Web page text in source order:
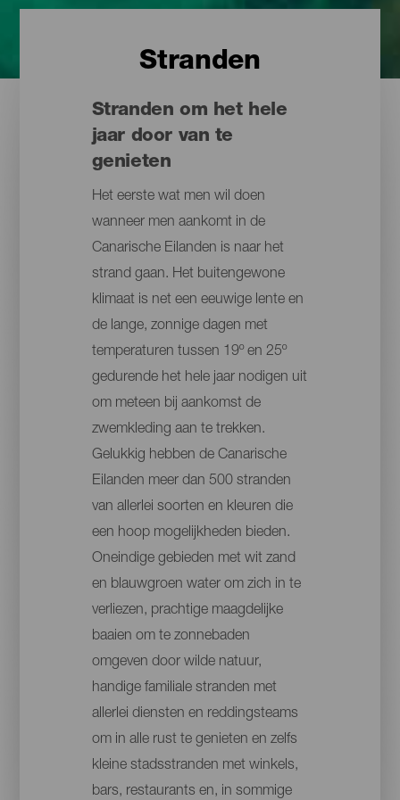
Stranden
Stranden om het hele
jaar door van te
genieten
Het eerste wat men wil doen
wanneer men aankomt in de
Canarische Eilanden is naar het
strand gaan. Het buitengewone
klimaat is net een eeuwige lente en
de lange, zonnige dagen met
temperaturen tussen 19º en 25º
gedurende het hele jaar nodigen uit
om meteen bij aankomst de
zwemkleding aan te trekken.
Gelukkig hebben de Canarische
Eilanden meer dan 500 stranden
van allerlei soorten en kleuren die
een hoop mogelijkheden bieden.
Oneindige gebieden met wit zand
en blauwgroen water om zich in te
verliezen, prachtige maagdelijke
baaien om te zonnebaden
omgeven door wilde natuur,
handige familiale stranden met
allerlei diensten en reddingsteams
om in alle rust te genieten en zelfs
kleine stadsstranden met winkels,
bars, restaurants en, in sommige